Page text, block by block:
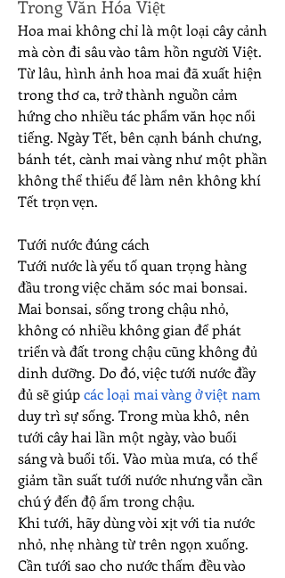
Trong Văn Hóa Việt
Hoa mai không chỉ là một loại cây cảnh
mà còn đi sâu vào tâm hồn người Việt.
Từ lâu, hình ảnh hoa mai đã xuất hiện
trong thơ ca, trở thành nguồn cảm
hứng cho nhiều tác phẩm văn học nổi
tiếng. Ngày Tết, bên cạnh bánh chưng,
bánh tét, cành mai vàng như một phần
không thể thiếu để làm nên không khí
Tết trọn vẹn.
Tưới nước đúng cách
Tưới nước là yếu tố quan trọng hàng
đầu trong việc chăm sóc mai bonsai.
Mai bonsai, sống trong chậu nhỏ,
không có nhiều không gian để phát
triển và đất trong chậu cũng không đủ
dinh dưỡng. Do đó, việc tưới nước đầy
đủ sẽ giúp các loại mai vàng ở việt nam
duy trì sự sống. Trong mùa khô, nên
tưới cây hai lần một ngày, vào buổi
sáng và buổi tối. Vào mùa mưa, có thể
giảm tần suất tưới nước nhưng vẫn cần
chú ý đến độ ẩm trong chậu.
Khi tưới, hãy dùng vòi xịt với tia nước
nhỏ, nhẹ nhàng từ trên ngọn xuống.
Cần tưới sao cho nước thấm đều vào